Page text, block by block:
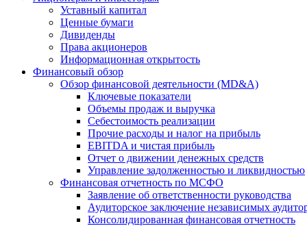
Уставный капитал
Ценные бумаги
Дивиденды
Права акционеров
Информационная открытость
Финансовый обзор
Обзор финансовой деятельности (MD&A)
Ключевые показатели
Объемы продаж и выручка
Себестоимость реализации
Прочие расходы и налог на прибыль
EBITDA и чистая прибыль
Отчет о движении денежных средств
Управление задолженностью и ликвидностью
Финансовая отчетность по МСФО
Заявление об ответственности руководства
Аудиторское заключение независимых
Консолидированная финансовая отчетность